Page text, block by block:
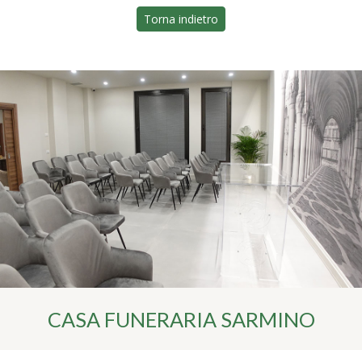
Torna indietro
CASA FUNERARIA SARMINO